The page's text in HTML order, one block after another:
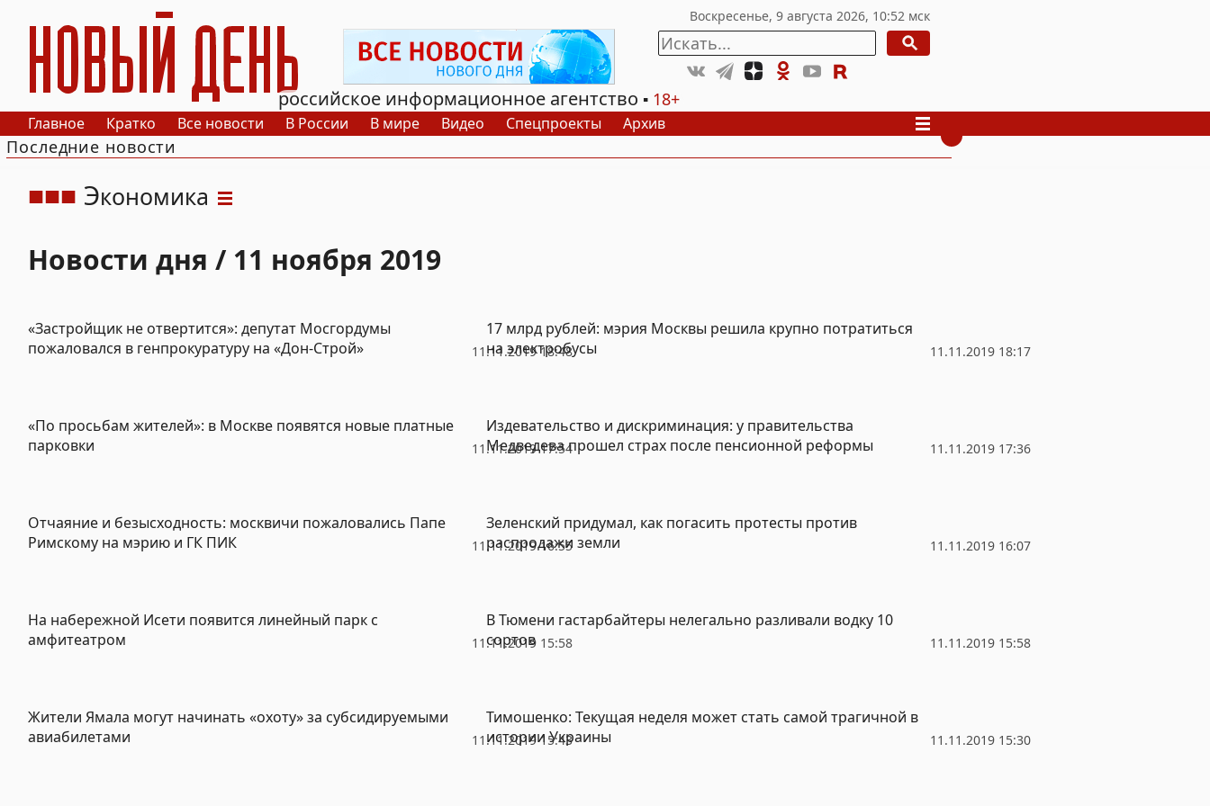
РИА Новый День
российское информационное агентство
18+
Главное Кратко Все новости В России В мире Видео Спецпроекты Архив
Последние новости
Экономика
Новости дня / 11 ноября 2019
11.11.2019 18:48
«Застройщик не отвертится»: депутат Мосгордумы
пожаловался в генпрокуратуру на «Дон-Строй»
11.11.2019 18:17
17 млрд рублей: мэрия Москвы решила крупно потратиться
на электробусы
11.11.2019 17:54
«По просьбам жителей»: в Москве появятся новые платные
парковки
11.11.2019 17:36
Издевательство и дискриминация: у правительства
Медведева прошел страх после пенсионной реформы
11.11.2019 16:55
Отчаяние и безысходность: москвичи пожаловались Папе
Римскому на мэрию и ГК ПИК
11.11.2019 16:07
Зеленский придумал, как погасить протесты против
распродажи земли
11.11.2019 15:58
На набережной Исети появится линейный парк с
амфитеатром
11.11.2019 15:58
В Тюмени гастарбайтеры нелегально разливали водку 10
сортов
11.11.2019 15:43
Жители Ямала могут начинать «охоту» за субсидируемыми
авиабилетами
11.11.2019 15:30
Тимошенко: Текущая неделя может стать самой трагичной в
истории Украины